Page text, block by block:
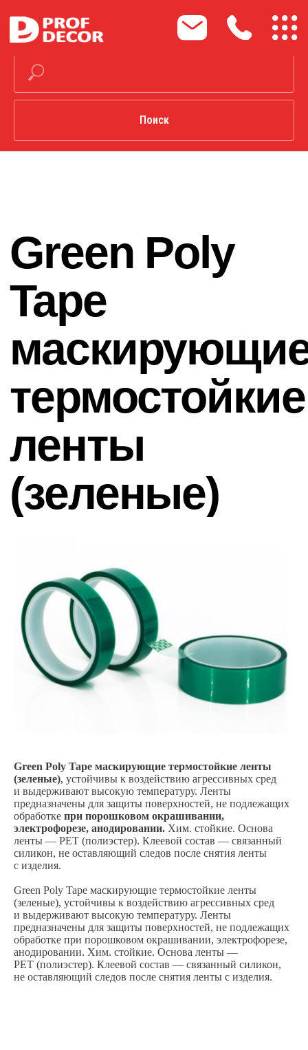
Поиск
маскирующие
термостойкие
ленты
(зеленые)
Green Poly Tape маскирующие термостойкие ленты
(зеленые), устойчивы к воздействию агрессивных сред
и выдерживают высокую температуру. Ленты
предназначены для защиты поверхностей, не подлежащих
обработке при порошковом окрашивании,
электрофорезе, анодировании. Хим. стойкие. Основа
ленты — РЕТ (полиэстер). Клеевой состав — связанный
силикон, не оставляющий следов после снятия ленты
с изделия.
Green Poly Tape маскирующие термостойкие ленты
(зеленые), устойчивы к воздействию агрессивных сред
и выдерживают высокую температуру. Ленты
предназначены для защиты поверхностей, не подлежащих
обработке при порошковом окрашивании, электрофорезе,
анодировании. Хим. стойкие. Основа ленты —
РЕТ (полиэстер). Клеевой состав — связанный силикон,
не оставляющий следов после снятия ленты с изделия.